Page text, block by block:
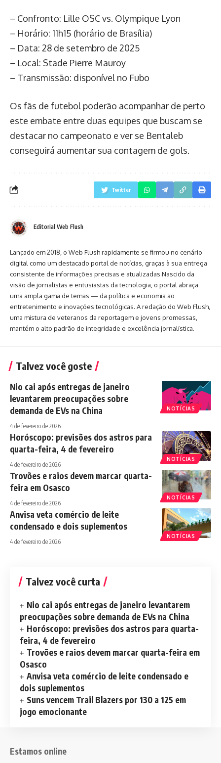
– Confronto: Lille OSC vs. Olympique Lyon
– Horário: 11h15 (horário de Brasília)
– Data: 28 de setembro de 2025
– Local: Stade Pierre Mauroy
– Transmissão: disponível no Fubo
Os fãs de futebol poderão acompanhar de perto
este embate entre duas equipes que buscam se
destacar no campeonato e ver se Bentaleb
conseguirá aumentar sua contagem de gols.
Twitter
Editorial Web Flush
Lançado em 2018, o Web Flush rapidamente se firmou no cenário
digital como um destacado portal de notícias, graças à sua entrega
consistente de informações precisas e atualizadas.Nascido da
visão de jornalistas e entusiastas da tecnologia, o portal abraça
uma ampla gama de temas — da política e economia ao
entretenimento e inovações tecnológicas. A redação do Web Flush,
uma mistura de veteranos da reportagem e jovens promessas,
mantém o alto padrão de integridade e excelência jornalística.
Talvez você goste
NOTÍCIAS
Nio cai após entregas de janeiro
levantarem preocupações sobre
demanda de EVs na China
4 de fevereiro de 2026
NOTÍCIAS
Horóscopo: previsões dos astros para
quarta-feira, 4 de fevereiro
4 de fevereiro de 2026
NOTÍCIAS
Trovões e raios devem marcar quarta-
feira em Osasco
4 de fevereiro de 2026
NOTÍCIAS
Anvisa veta comércio de leite
condensado e dois suplementos
4 de fevereiro de 2026
Talvez você curta
Nio cai após entregas de janeiro levantarem
preocupações sobre demanda de EVs na China
Horóscopo: previsões dos astros para quarta-
feira, 4 de fevereiro
Trovões e raios devem marcar quarta-feira em
Osasco
Anvisa veta comércio de leite condensado e
dois suplementos
Suns vencem Trail Blazers por 130 a 125 em
jogo emocionante
Estamos online